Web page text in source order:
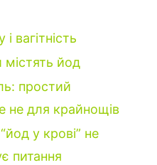
вагітність
містять йод
простий
не для крайнощів
у крові” не
питання